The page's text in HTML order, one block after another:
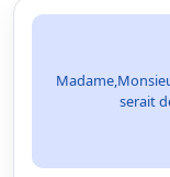
serait